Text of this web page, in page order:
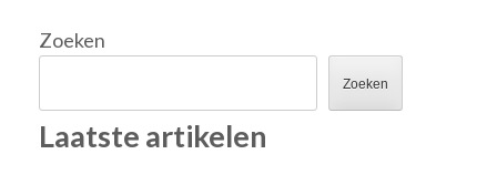
Zoeken
Zoeken
Laatste artikelen